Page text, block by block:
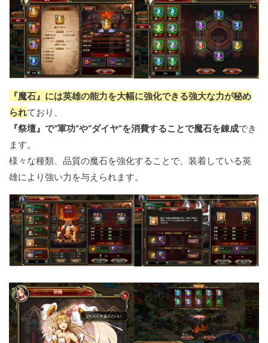
『魔石』には英雄の能力を大幅に強化できる強大な力が秘め
られており、
『祭壇』で“軍功”や“ダイヤ”を消費することで魔石を錬成でき
ます。
様々な種類、品質の魔石を強化することで、装着している英
雄により強い力を与えられます。